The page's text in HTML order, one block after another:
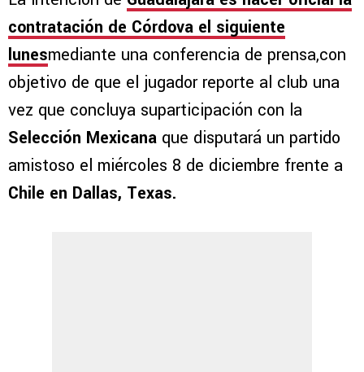
contratación de Córdova el siguiente
lunesmediante una conferencia de prensa,con
objetivo de que el jugador reporte al club una
vez que concluya suparticipación con la
Selección Mexicana que disputará un partido
amistoso el miércoles 8 de diciembre frente a
Chile en Dallas, Texas.